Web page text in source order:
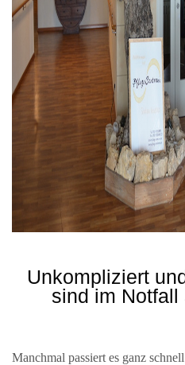
Unkompliziert
sind im Notfall
Manchmal passiert es ganz